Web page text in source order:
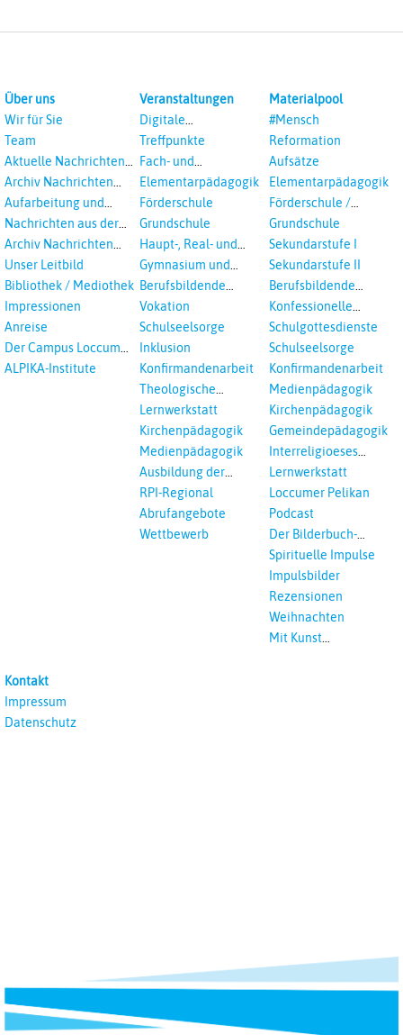
Über uns
Wir für Sie
Team
Aktuelle Nachrichten
aus dem RPI
Archiv Nachrichten
aus dem RPI ab 2018
Aufarbeitung und
Prävention
Landeskirche und EKD
Nachrichten aus der
Landeskirche
Archiv Nachrichten
aus der Landeskirche
Unser Leitbild
Bibliothek / Mediothek
Impressionen
Anreise
Der Campus Loccum
und Loccumer
ALPIKA-Institute
Veranstaltungen
Digitale
Veranstaltungen
Treffpunkte
Fach- und
Studientagungen
Elementarpädagogik
Förderschule
Grundschule
Haupt-, Real- und
Oberschule
Gymnasium und
Gesamtschule
Berufsbildende
Schulen
Vokation
Schulseelsorge
Inklusion
Konfirmandenarbeit
Theologische
Fortbildungen,
Interreligöses Lernen
Lernwerkstatt
Kirchenpädagogik
Medienpädagogik
Ausbildung der
Vikar*innen
RPI-Regional
Abrufangebote
Wettbewerb
Materialpool
#Mensch
Reformation
Aufsätze
Elementarpädagogik
Förderschule /
Inklusion
Grundschule
Sekundarstufe I
Sekundarstufe II
Berufsbildende
Schulen
Konfessionelle
Kooperation
Schulgottesdienste
Schulseelsorge
Konfirmandenarbeit
Medienpädagogik
Kirchenpädagogik
Gemeindepädagogik
Interreligioeses
Lernen
Lernwerkstatt
Loccumer Pelikan
Podcast
Der Bilderbuch-
Podcast
Spirituelle Impulse
Impulsbilder
Rezensionen
Weihnachten
Mit Kunst
Kontakt
Impressum
Datenschutz